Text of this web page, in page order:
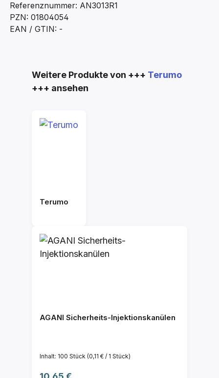
Referenznummer: AN3013R1
PZN: 01804054
EAN / GTIN: -
Produktgalerie überspringen
Weitere Produkte von +++ Terumo
+++ ansehen
Terumo
AGANI Sicherheits-Injektionskanülen
Inhalt: 100 Stück (0,11 € / 1 Stück)
Regulärer Preis: